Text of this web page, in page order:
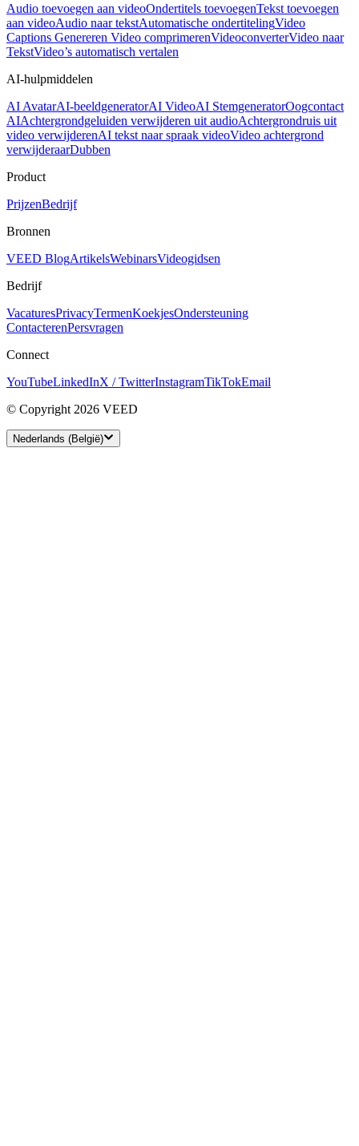
Audio toevoegen aan videoOndertitels toevoegenTekst toevoegen
aan videoAudio naar tekstAutomatische ondertitelingVideo
Captions Genereren Video comprimerenVideoconverterVideo naar
TekstVideo’s automatisch vertalen
AI-hulpmiddelen
AI AvatarAI-beeldgeneratorAI VideoAI StemgeneratorOogcontact
AIAchtergrondgeluiden verwijderen uit audioAchtergrondruis uit
video verwijderenAI tekst naar spraak videoVideo achtergrond
verwijderaarDubben
Product
PrijzenBedrijf
Bronnen
VEED BlogArtikelsWebinarsVideogidsen
Bedrijf
VacaturesPrivacyTermenKoekjesOndersteuning
ContacterenPersvragen
Connect
YouTubeLinkedInX / TwitterInstagramTikTokEmail
© Copyright 2026 VEED
Nederlands (België)